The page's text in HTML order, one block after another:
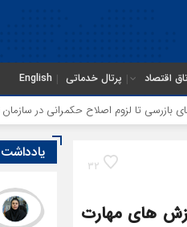
اقتصاد پرتال خدماتی English
لزوم اصلاح حکمرانی در سازمان تأمین
32
های مهارت